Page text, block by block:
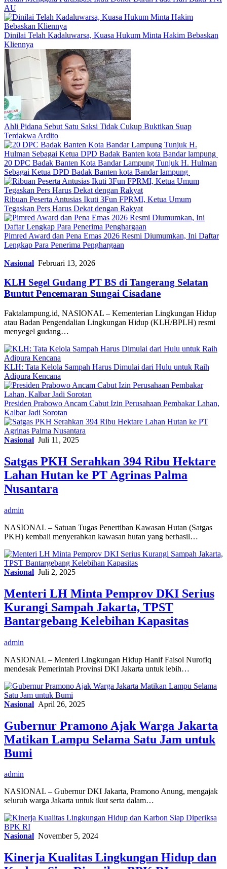
AU
Dinilai Telah Kadaluwarsa, Kuasa Hukum Minta Hakim Bebaskan
Kliennya
Ahli Pidana Sebut Satu Saksi Tidak Cukup Buktikan Suap
Terdakwa Ardito
20 DPC Badak Banten Kota Bandar Lampung Tunjuk H. Hulman
Sebagai Ketua DPD Badak Banten kota Bandar lampung
Ribuan Peserta Antusias Ikuti 3Fun FPRMI, Ketua Umum
Tegaskan Pers Harus Dekat dengan Rakyat
Pimred Award dan Pena Emas 2026 Resmi Diumumkan, Ini Daftar
Lengkap Para Penerima Penghargaan
Nasional Februari 13, 2026
KLH Segel Gudang PT BS di Tangerang Selatan
Buntut Pencemaran Sungai Cisadane
Faktalampung.id, NASIONAL – Kementerian Lingkungan Hidup
atau Badan Pengendalian Lingkungan Hidup (KLH/BPLH) resmi
menyegel gudang…
KLH: Tata Kelola Sampah Harus Dimulai dari Hulu untuk Raih
Adipura Kencana
Presiden Prabowo Ancam Cabut Izin Perusahaan Pembakar Lahan,
Kalbar Jadi Sorotan
Nasional Juli 11, 2025
Satgas PKH Serahkan 394 Ribu Hektare
Lahan Hutan ke PT Agrinas Palma
Nusantara
admin
NASIONAL – Satuan Tugas Penertiban Kawasan Hutan (Satgas
PKH) kembali menyerahkan kawasan hutan yang berhasil…
Nasional Juli 2, 2025
Menteri LH Minta Pemprov DKI Serius
Kurangi Sampah Jakarta, TPST
Bantargebang Kelebihan Kapasitas
admin
NASIONAL – Menteri Lingkungan Hidup Hanif Faisol Nurofiq
mendesak Pemerintah Provinsi DKI Jakarta untuk lebih…
Nasional April 26, 2025
Gubernur Pramono Ajak Warga Jakarta
Matikan Lampu Selama Satu Jam untuk
Bumi
admin
NASIONAL – Gubernur DKI Jakarta, Pramono Anung, mengajak
seluruh warga Jakarta untuk ikut serta dalam…
Nasional November 5, 2024
Kinerja Kualitas Lingkungan Hidup dan